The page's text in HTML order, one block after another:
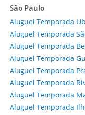
São Paulo
Aluguel Temporada
Aluguel Temporada
Aluguel Temporada
Aluguel Temporada
Aluguel Temporada
Aluguel Temporada
Aluguel Temporada
Aluguel Temporada